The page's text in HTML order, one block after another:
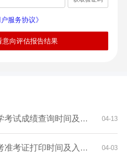
户服务协议》
意向评估报告结果
04-13
成绩查询时间及入口...
04-03
证打印时间及入口汇...